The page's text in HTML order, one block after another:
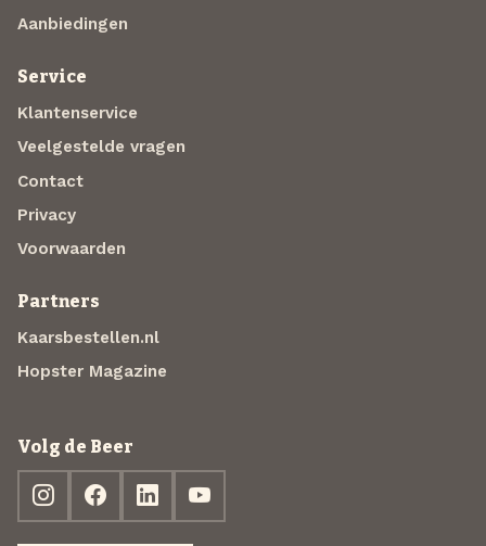
Aanbiedingen
Service
Klantenservice
Veelgestelde vragen
Contact
Privacy
Voorwaarden
Partners
Kaarsbestellen.nl
Hopster Magazine
Volg de Beer